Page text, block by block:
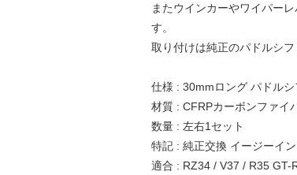
またウインカーやワイパー
す。
取り付けは純正のパドルシ
仕様 : 30mmロング パドルシ
材質 : CFRPカーボンファイ
数量 : 左右1セット
特記 : 純正交換 イージーイ
適合 : RZ34 / V37 / R35 GT-